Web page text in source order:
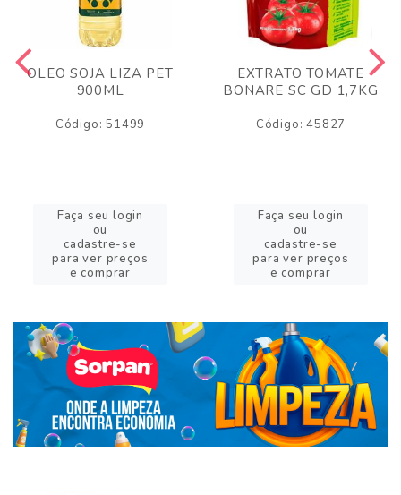
OLEO SOJA LIZA PET
900ML
Código: 51499
Faça seu login
ou
cadastre-se
para ver preços
e comprar
EXTRATO TOMATE
BONARE SC GD 1,7KG
Código: 45827
Faça seu login
ou
cadastre-se
para ver preços
e comprar